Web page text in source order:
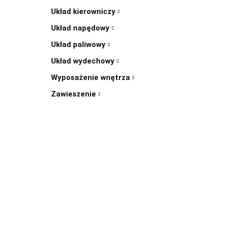
Układ kierowniczy
Układ napędowy
Układ paliwowy
Układ wydechowy
Wyposażenie wnętrza
Zawieszenie